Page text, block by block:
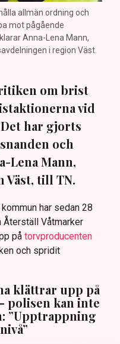
allmän ordning och
mot pågående
Anna-Lena Mann,
i region Väst.
om brist
vid
har gjorts
och
Lena Mann,
till TN.
har sedan 28
Våtmarker
på torvproducenten
och spridit
klättrar upp på
polisen kan inte
”Upptrappning